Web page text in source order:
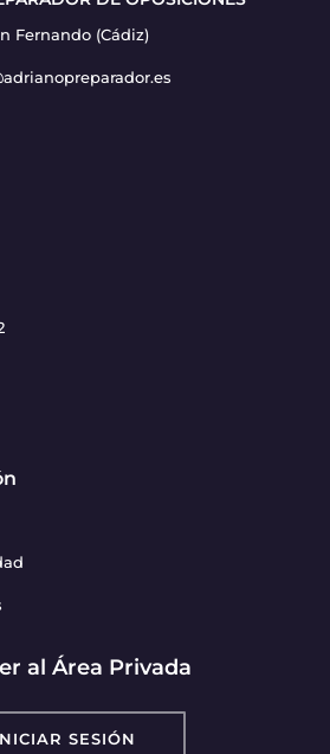
Fernando (Cádiz)
al Área Privada
SESIÓN